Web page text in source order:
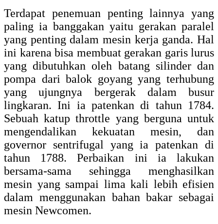
Terdapat penemuan penting lainnya yang
paling ia banggakan yaitu gerakan paralel
yang penting dalam mesin kerja ganda. Hal
ini karena bisa membuat gerakan garis lurus
yang dibutuhkan oleh batang silinder dan
pompa dari balok goyang yang terhubung
yang ujungnya bergerak dalam busur
lingkaran. Ini ia patenkan di tahun 1784.
Sebuah katup throttle yang berguna untuk
mengendalikan kekuatan mesin, dan
governor sentrifugal yang ia patenkan di
tahun 1788. Perbaikan ini ia lakukan
bersama-sama sehingga menghasilkan
mesin yang sampai lima kali lebih efisien
dalam menggunakan bahan bakar sebagai
mesin Newcomen.